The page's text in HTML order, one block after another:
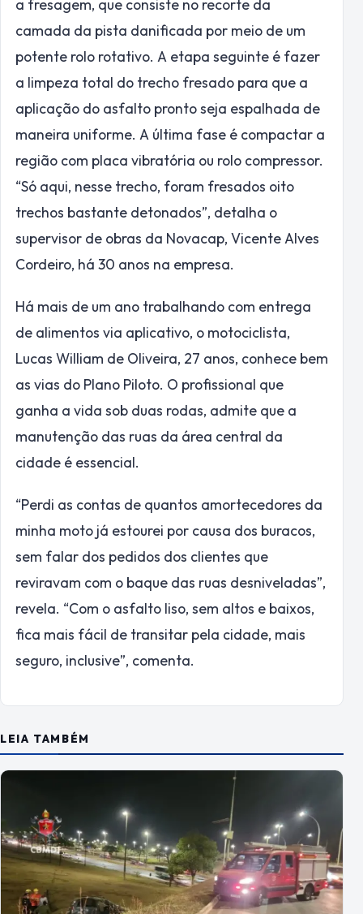
a fresagem, que consiste no recorte da
camada da pista danificada por meio de um
potente rolo rotativo. A etapa seguinte é fazer
a limpeza total do trecho fresado para que a
aplicação do asfalto pronto seja espalhada de
maneira uniforme. A última fase é compactar a
região com placa vibratória ou rolo compressor.
“Só aqui, nesse trecho, foram fresados oito
trechos bastante detonados”, detalha o
supervisor de obras da Novacap, Vicente Alves
Cordeiro, há 30 anos na empresa.
Há mais de um ano trabalhando com entrega
de alimentos via aplicativo, o motociclista,
Lucas William de Oliveira, 27 anos, conhece bem
as vias do Plano Piloto. O profissional que
ganha a vida sob duas rodas, admite que a
manutenção das ruas da área central da
cidade é essencial.
“Perdi as contas de quantos amortecedores da
minha moto já estourei por causa dos buracos,
sem falar dos pedidos dos clientes que
reviravam com o baque das ruas desniveladas”,
revela. “Com o asfalto liso, sem altos e baixos,
fica mais fácil de transitar pela cidade, mais
seguro, inclusive”, comenta.
LEIA TAMBÉM